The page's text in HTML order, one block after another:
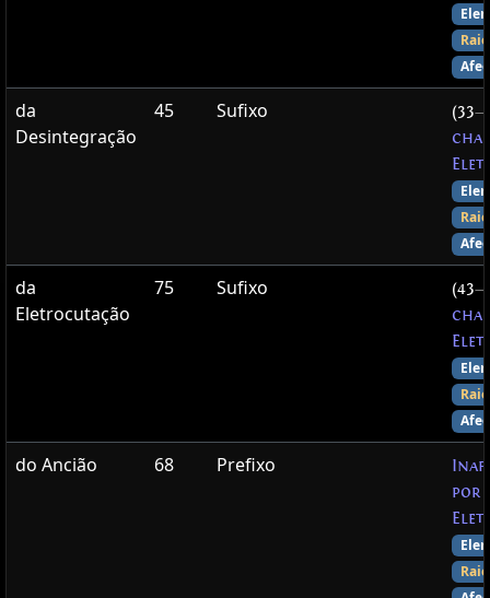
Raio
da
Desintegração
45 Sufixo (33—
Raio
da
Eletrocutação
75 Sufixo (43—
Raio
do Ancião 68 Prefixo
por
Raio